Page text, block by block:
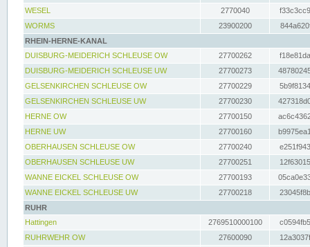
WESEL
2770040
WORMS
23900200
RHEIN-HERNE-KANAL
DUISBURG-MEIDERICH SCHLEUSE OW
27700262
DUISBURG-MEIDERICH SCHLEUSE UW
27700273
GELSENKIRCHEN SCHLEUSE OW
27700229
GELSENKIRCHEN SCHLEUSE UW
27700230
HERNE OW
27700150
HERNE UW
27700160
OBERHAUSEN SCHLEUSE OW
27700240
OBERHAUSEN SCHLEUSE UW
27700251
WANNE EICKEL SCHLEUSE OW
27700193
WANNE EICKEL SCHLEUSE UW
27700218
RUHR
Hattingen
2769510000100
RUHRWEHR OW
27600090